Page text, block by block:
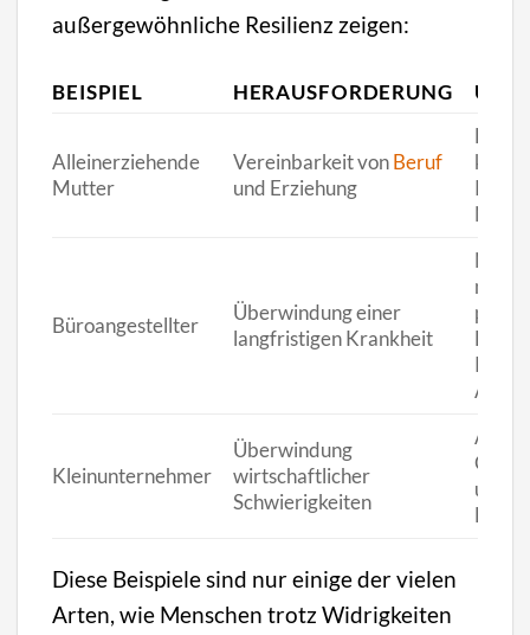
außergewöhnliche Resilienz zeigen:
BEISPIEL HERAUSFORDERUNG
Alleinerziehende
Mutter
Vereinbarkeit vonBeruf
und Erziehung
Büroangestellter
Überwindung einer
langfristigen Krankheit
Kleinunternehmer
Überwindung
wirtschaftlicher
Schwierigkeiten
und
Diese Beispiele sind nur einige der vielen
Arten, wie Menschen trotz Widrigkeiten